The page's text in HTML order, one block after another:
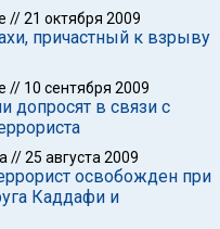
//21 октября 2009
причастный к взрыву
// 10 сентября 2009
допросят в связи с
//25 августа 2009
освобожден при
Каддафи и